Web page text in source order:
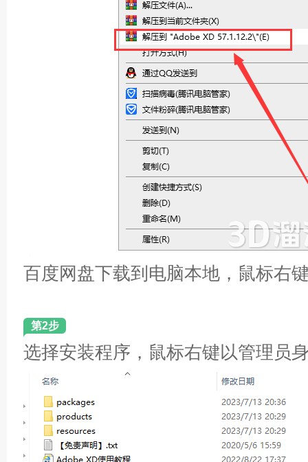
百度网盘下载到电脑本地，鼠标右
第2步
选择安装程序，鼠标右键以管理员